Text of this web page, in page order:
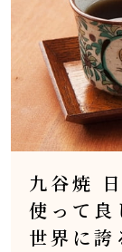
九谷焼
使って良
世界に誇